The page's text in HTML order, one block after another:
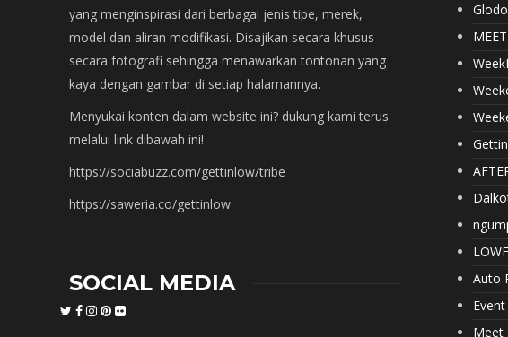
yang menginspirasi dari berbagai jenis tipe, merek,
model dan aliran modifikasi. Disajikan secara khusus
secara fotografi sehingga menawarkan tontonan yang
kaya dengan gambar di setiap halamannya.
Menyukai konten dalam website ini? dukung kami terus
melalui link dibawah ini!
https://sociabuzz.com/gettinlow/tribe
https://saweria.co/gettinlow
SOCIAL MEDIA
Auto
Meet